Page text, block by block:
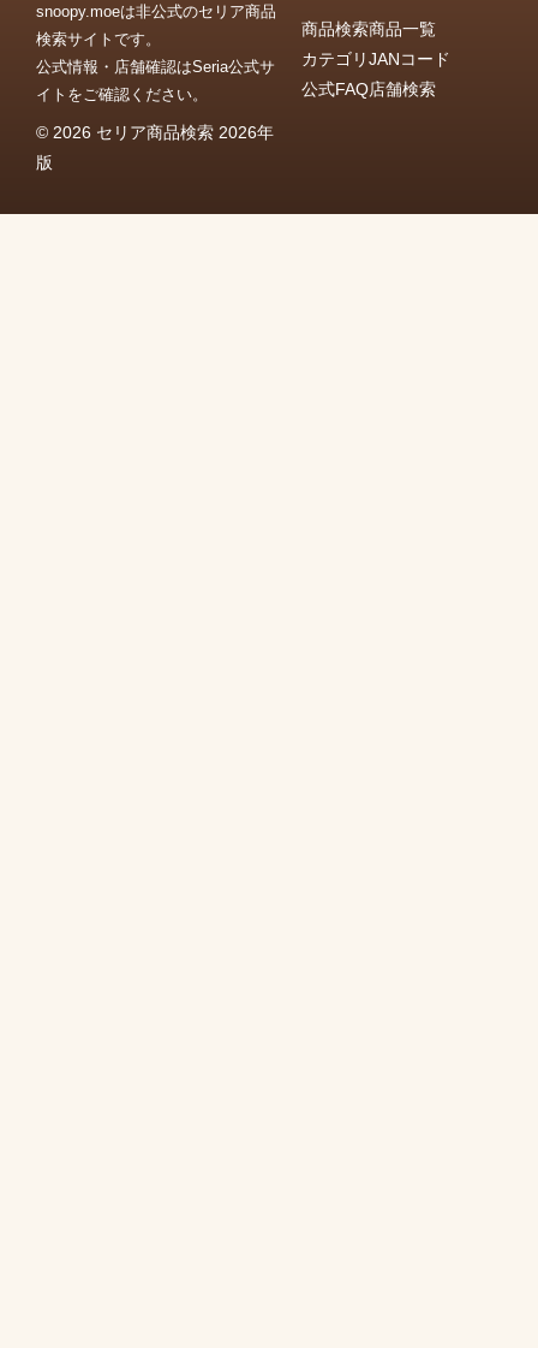
snoopy.moeは非公式のセリア商品
検索サイトです。
公式情報・店舗確認はSeria公式サ
イトをご確認ください。
© 2026 セリア商品検索 2026年
版
商品検索商品一覧
カテゴリJANコード
公式FAQ店舗検索